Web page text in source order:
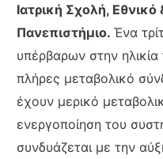
Ιατρική Σχολή,
Πανεπιστήμιο.Ένα
υπέρβαρων στην
πλήρες μεταβολικό
έχουν μερικό
ενεργοποίηση του
συνδυάζεται με την